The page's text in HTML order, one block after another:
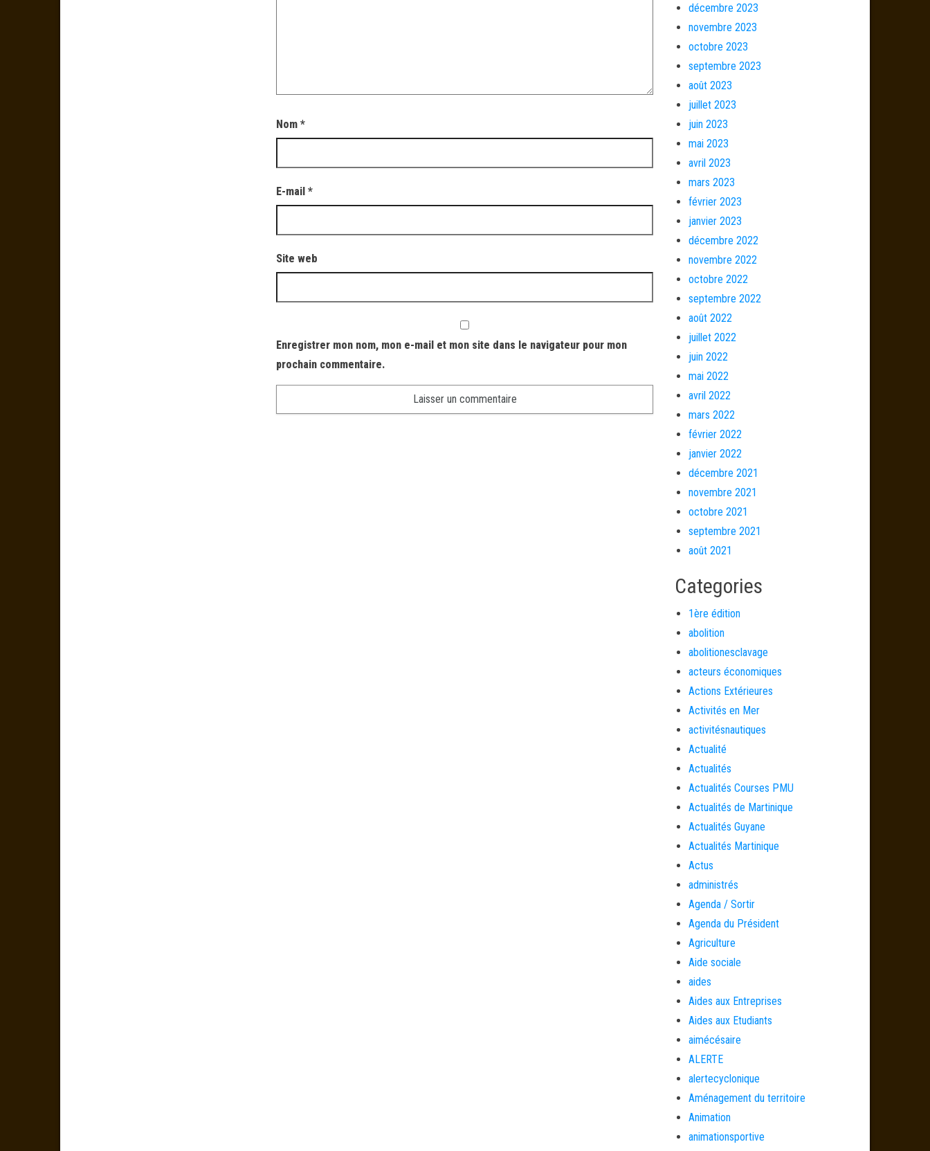
Nom*
E-mail*
Site web
Enregistrer mon nom, mon e-mail et mon site dans le navigateur pour mon
prochain commentaire.
décembre 2023
novembre 2023
octobre 2023
septembre 2023
août 2023
juillet 2023
juin 2023
mai 2023
avril 2023
mars 2023
février 2023
janvier 2023
décembre 2022
novembre 2022
octobre 2022
septembre 2022
août 2022
juillet 2022
juin 2022
mai 2022
avril 2022
mars 2022
février 2022
janvier 2022
décembre 2021
novembre 2021
octobre 2021
septembre 2021
août 2021
Categories
1ère édition
abolition
abolitionesclavage
acteurs économiques
Actions Extérieures
Activités en Mer
activitésnautiques
Actualité
Actualités
Actualités Courses PMU
Actualités de Martinique
Actualités Guyane
Actualités Martinique
Actus
administrés
Agenda / Sortir
Agenda du Président
Agriculture
Aide sociale
aides
Aides aux Entreprises
Aides aux Etudiants
aimécésaire
ALERTE
alertecyclonique
Aménagement du territoire
Animation
animationsportive